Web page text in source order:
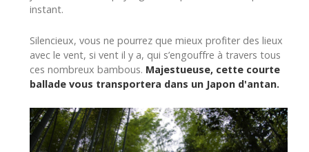
instant.
Silencieux, vous ne pourrez que mieux profiter des lieux
avec le vent, si vent il y a, qui s’engouffre à travers tous
ces nombreux bambous. Majestueuse, cette courte
ballade vous transportera dans un Japon d'antan.